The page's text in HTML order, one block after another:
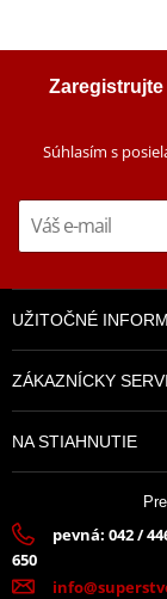
Napätie
Kapacita
Súhlasím s
UŽITOČNÉ
ZÁKAZNÍCKY
NA STIAHNUTIE
pevná: 042 /
650